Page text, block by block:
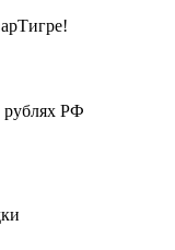
рублях РФ